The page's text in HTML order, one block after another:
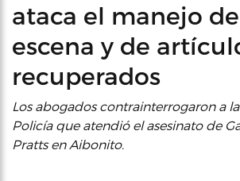
ataca el manejo
escena y de
recuperados
Los abogados contrainterrogaron a
Policía que atendió el asesinato de
Pratts en Aibonito.